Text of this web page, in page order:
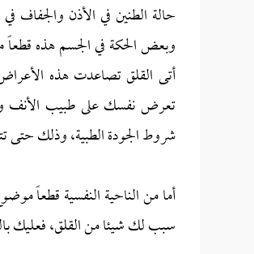
حالة الطنين في الأذن
وبعض الحكة في الجسم هذه قطعاً
أتى القلق تصاعدت هذه
تعرض نفسك على طبيب الأنف
شروط الجودة الطبية، وذلك حتى
أما من الناحية النفسية قطعاً
سبب لك شيئا من القلق، فعليك